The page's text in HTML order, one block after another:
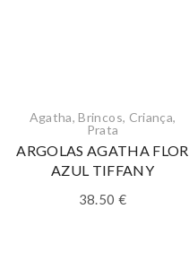
Agatha,Brincos, Criança,
Prata
ARGOLAS AGATHA FLOR
AZUL TIFFANY
38.50 €